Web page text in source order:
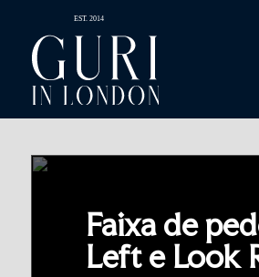
Faixa de
Left e Look